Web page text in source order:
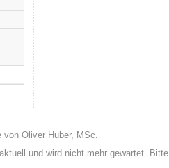
von Oliver Huber, MSc.
und wird nicht mehr gewartet. Bitte